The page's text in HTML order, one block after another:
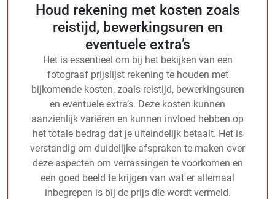
Houd rekening met kosten zoals
reistijd, bewerkingsuren en
eventuele extra’s
Het is essentieel om bij het bekijken van een
fotograaf prijslijst rekening te houden met
bijkomende kosten, zoals reistijd, bewerkingsuren
en eventuele extra’s. Deze kosten kunnen
aanzienlijk variëren en kunnen invloed hebben op
het totale bedrag dat je uiteindelijk betaalt. Het is
verstandig om duidelijke afspraken te maken over
deze aspecten om verrassingen te voorkomen en
een goed beeld te krijgen van wat er allemaal
inbegrepen is bij de prijs die wordt vermeld.